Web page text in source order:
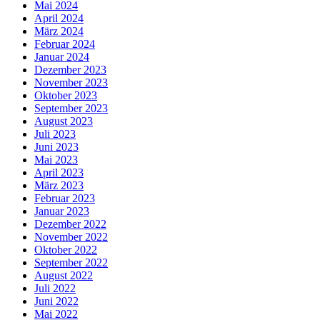
Mai 2024
April 2024
März 2024
Februar 2024
Januar 2024
Dezember 2023
November 2023
Oktober 2023
September 2023
August 2023
Juli 2023
Juni 2023
Mai 2023
April 2023
März 2023
Februar 2023
Januar 2023
Dezember 2022
November 2022
Oktober 2022
September 2022
August 2022
Juli 2022
Juni 2022
Mai 2022